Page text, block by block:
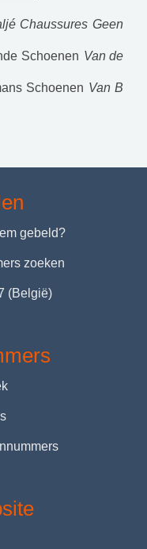
Chaussures Geen
Schoenen Van de
Schoenen Van B
gebeld?
zoeken
(België)